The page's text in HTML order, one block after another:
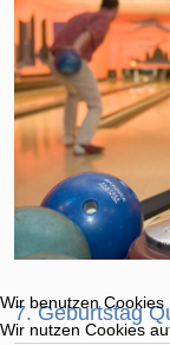
7. Geburtstag
Wir benutzen Cookies
Wir nutzen Cookies